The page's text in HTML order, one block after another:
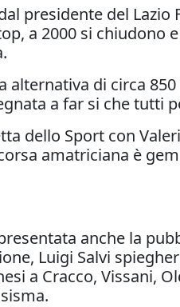
presidente del Lazio
a 2000 si chiudono
di circa
a far si che tutti
dello Sport con
amatriciana è
anche la
Luigi Salvi
a Cracco, Vissani,